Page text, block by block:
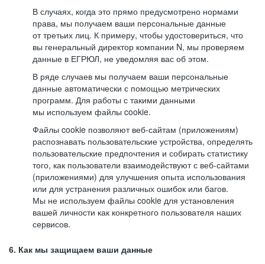
В случаях, когда это прямо предусмотрено нормами
права, мы получаем ваши персональные данные
от третьих лиц. К примеру, чтобы удостовериться, что
вы генеральный директор компании N, мы проверяем
данные в ЕГРЮЛ, не уведомляя вас об этом.
В ряде случаев мы получаем ваши персональные
данные автоматически с помощью метрических
программ. Для работы с такими данными
мы используем файлы cookie.
Файлы cookie позволяют веб-сайтам (приложениям)
распознавать пользовательские устройства, определять
пользовательские предпочтения и собирать статистику
того, как пользователи взаимодействуют с веб-сайтами
(приложениями) для улучшения опыта использования
или для устранения различных ошибок или багов.
Мы не используем файлы cookie для установления
вашей личности как конкретного пользователя наших
сервисов.
6. Как мы защищаем ваши данные